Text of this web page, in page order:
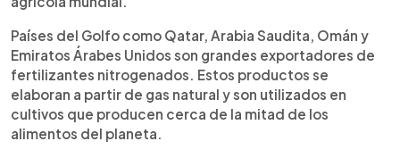
Países del Golfo como Qatar, Arabia Saudita, Omán y
Emiratos Árabes Unidos son grandes exportadores de
fertilizantes nitrogenados. Estos productos se
elaboran a partir de gas natural y son utilizados en
cultivos que producen cerca de la mitad de los
alimentos del planeta.